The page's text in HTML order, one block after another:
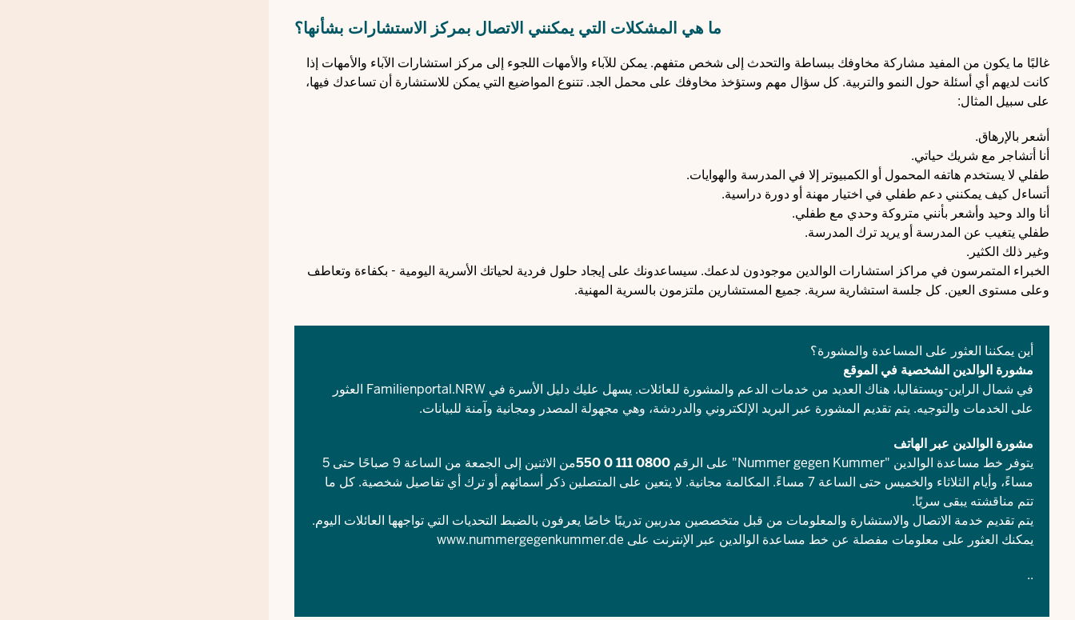
ما هي المشكلات التي يمكنني الاتصال بمركز الاستشارات بشأنها؟
غالبًا ما يكون من المفيد مشاركة مخاوفك ببساطة والتحدث إلى شخص متفهم. يمكن للآباء والأمهات اللجوء إلى مركز استشارات الآباء والأمهات إذا
كانت لديهم أي أسئلة حول النمو والتربية. كل سؤال مهم وستؤخذ مخاوفك على محمل الجد. تتنوع المواضيع التي يمكن للاستشارة أن تساعدك فيها،
على سبيل المثال:
أشعر بالإرهاق.
أنا أتشاجر مع شريك حياتي.
طفلي لا يستخدم هاتفه المحمول أو الكمبيوتر إلا في المدرسة والهوايات.
أتساءل كيف يمكنني دعم طفلي في اختيار مهنة أو دورة دراسية.
أنا والد وحيد وأشعر بأنني متروكة وحدي مع طفلي.
طفلي يتغيب عن المدرسة أو يريد ترك المدرسة.
وغير ذلك الكثير.
الخبراء المتمرسون في مراكز استشارات الوالدين موجودون لدعمك. سيساعدونك على إيجاد حلول فردية لحياتك الأسرية اليومية - بكفاءة وتعاطف
وعلى مستوى العين. كل جلسة استشارية سرية. جميع المستشارين ملتزمون بالسرية المهنية.
أين يمكننا العثور على المساعدة والمشورة؟
مشورة الوالدين الشخصية في الموقع
في شمال الراين-ويستفاليا، هناك العديد من خدمات الدعم والمشورة للعائلات. يسهل عليك دليل الأسرة في Familienportal.NRW
العثور
على الخدمات والتوجيه. يتم تقديم المشورة عبر البريد الإلكتروني والدردشة، وهي مجهولة المصدر ومجانية وآمنة للبيانات.
مشورة الوالدين عبر الهاتف
يتوفر خط مساعدة الوالدين "Nummer gegen Kummer" على الرقم
0800 111 0 550
من الاثنين إلى الجمعة من الساعة 9 صباحًا حتى 5
مساءً، وأيام الثلاثاء والخميس حتى الساعة 7 مساءً. المكالمة مجانية. لا يتعين على المتصلين ذكر أسمائهم أو ترك أي تفاصيل شخصية. كل ما
تتم مناقشته يبقى سريًا.
يتم تقديم خدمة الاتصال والاستشارة والمعلومات من قبل متخصصين مدربين تدريبًا خاصًا يعرفون بالضبط التحديات التي تواجهها العائلات اليوم.
يمكنك العثور على معلومات مفصلة عن خط مساعدة الوالدين عبر الإنترنت على www.nummergegenkummer.de
..